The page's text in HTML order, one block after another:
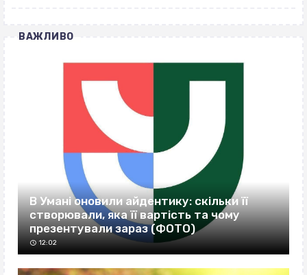
ВАЖЛИВО
В Умані оновили айдентику: скільки її
створювали, яка її вартість та чому
презентували зараз (ФОТО)
12:02